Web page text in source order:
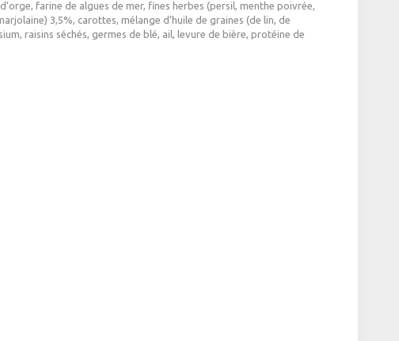
farine de algues de mer, fines herbes (persil, menthe poivrée,
3,5%, carottes, mélange d’huile de graines (de lin, de
raisins séchés, germes de blé, ail, levure de bière, protéine de